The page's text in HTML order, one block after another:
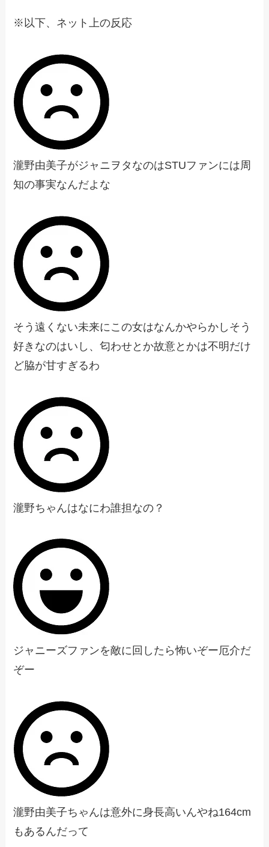
※以下、ネット上の反応
瀧野由美子がジャニヲタなのはSTUファンには周
知の事実なんだよな
そう遠くない未来にこの女はなんかやらかしそう
好きなのはいし、匂わせとか故意とかは不明だけ
ど脇が甘すぎるわ
瀧野ちゃんはなにわ誰担なの？
ジャニーズファンを敵に回したら怖いぞー厄介だ
ぞー
瀧野由美子ちゃんは意外に身長高いんやね164cm
もあるんだって